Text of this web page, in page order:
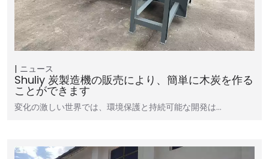
ニュース
Shuliy 炭製造機の販売により、簡単に木炭を作る
ことができます
変化の激しい世界では、環境保護と持続可能な開発は…